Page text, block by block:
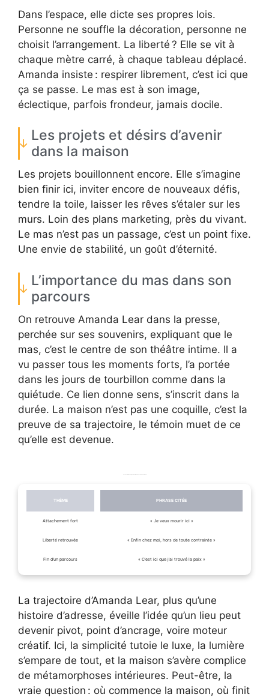
Dans l’espace, elle dicte ses propres lois.
Personne ne souffle la décoration, personne ne
choisit l’arrangement. La liberté ? Elle se vit à
chaque mètre carré, à chaque tableau déplacé.
Amanda insiste : respirer librement, c’est ici que
ça se passe. Le mas est à son image,
éclectique, parfois frondeur, jamais docile.
Les projets et désirs d’avenir
dans la maison
Les projets bouillonnent encore. Elle s’imagine
bien finir ici, inviter encore de nouveaux défis,
tendre la toile, laisser les rêves s’étaler sur les
murs. Loin des plans marketing, près du vivant.
Le mas n’est pas un passage, c’est un point fixe.
Une envie de stabilité, un goût d’éternité.
L’importance du mas dans son
parcours
On retrouve Amanda Lear dans la presse,
perchée sur ses souvenirs, expliquant que le
mas, c’est le centre de son théâtre intime. Il a
vu passer tous les moments forts, l’a portée
dans les jours de tourbillon comme dans la
quiétude. Ce lien donne sens, s’inscrit dans la
durée. La maison n’est pas une coquille, c’est la
preuve de sa trajectoire, le témoin muet de ce
qu’elle est devenue.
THÈME PHRASE CITÉE
Attachement fort « Je veux mourir ici »
Liberté retrouvée « Enfin chez moi, hors de toute contrainte »
Fin d’un parcours « C’est ici que j’ai trouvé la paix »
La trajectoire d’Amanda Lear, plus qu’une
histoire d’adresse, éveille l’idée qu’un lieu peut
devenir pivot, point d’ancrage, voire moteur
créatif. Ici, la simplicité tutoie le luxe, la lumière
s’empare de tout, et la maison s’avère complice
de métamorphoses intérieures. Peut-être, la
vraie question : où commence la maison, où finit